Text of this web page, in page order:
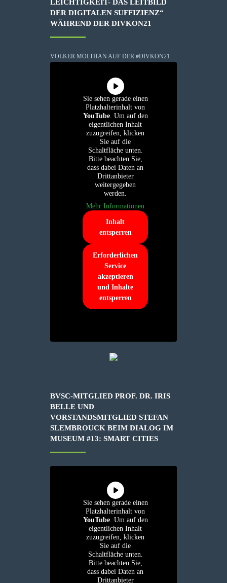
LEICHTIGKEIT- DAS LEITBILD
DER DIGITALEN SUFFIZIENZ“
WÄHREND DER DIVKON21
VOLKER MOLTHAN AUF DER #DIVKON21
Sie sehen gerade einen
Platzhalterinhalt von
YouTube. Um auf den
eigentlichen Inhalt
zuzugreifen, klicken
Sie auf die
Schaltfläche unten.
Bitte beachten Sie,
dass dabei Daten an
Drittanbieter
weitergegeben
werden.
Mehr Informationen
Inhalt
entsperren
Erforderlichen
Service
akzeptieren
und Inhalte
entsperren
BVSC-MITGLIED PROF. DR. IRIS
BELLE UND
VORSTANDSMITGLIED STEFAN
SLEMBROUCK BEIM DIALOG IM
MUSEUM #13: SMART CITIES
Sie sehen gerade einen
Platzhalterinhalt von
YouTube. Um auf den
eigentlichen Inhalt
zuzugreifen, klicken
Sie auf die
Schaltfläche unten.
Bitte beachten Sie,
dass dabei Daten an
Drittanbieter